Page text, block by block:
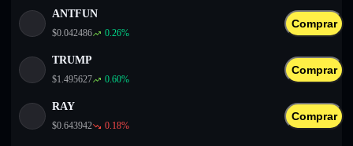
ANTFUN
$0.042486 0.26%
Comprar
TRUMP
$1.495627 0.60%
Comprar
RAY
$0.643942 0.18%
Comprar